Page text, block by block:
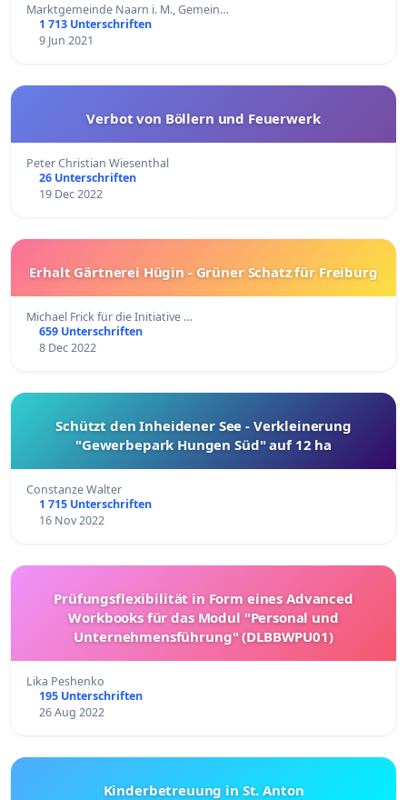
Marktgemeinde Naarn i. M., Gemein…
1 713 Unterschriften
9 Jun 2021
Verbot von Böllern und Feuerwerk
Peter Christian Wiesenthal
26 Unterschriften
19 Dec 2022
Erhalt Gärtnerei Hügin - Grüner Schatz für Freiburg
Michael Frick für die Initiative …
659 Unterschriften
8 Dec 2022
Schützt den Inheidener See - Verkleinerung
"Gewerbepark Hungen Süd" auf 12 ha
Constanze Walter
1 715 Unterschriften
16 Nov 2022
Prüfungsflexibilität in Form eines Advanced
Workbooks für das Modul "Personal und
Unternehmensführung" (DLBBWPU01)
Lika Peshenko
195 Unterschriften
26 Aug 2022
Kinderbetreuung in St. Anton